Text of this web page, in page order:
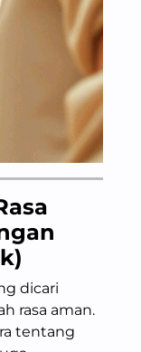
dicari
rasa aman.
tentang